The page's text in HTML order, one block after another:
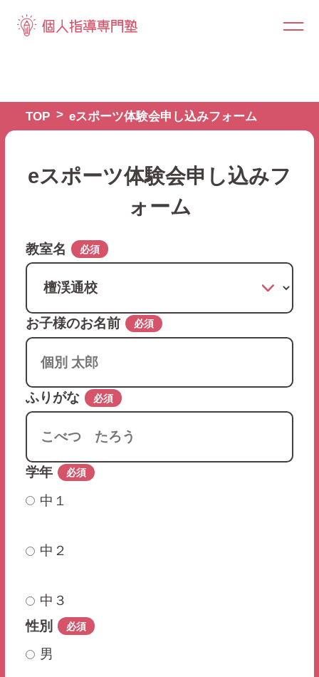
TOP eスポーツ体験会申し込みフォーム
eスポーツ体験会申し込みフ
ォーム
教室名 必須
お子様のお名前 必須
ふりがな 必須
学年 必須
中１
中２
中３
性別
必須
男